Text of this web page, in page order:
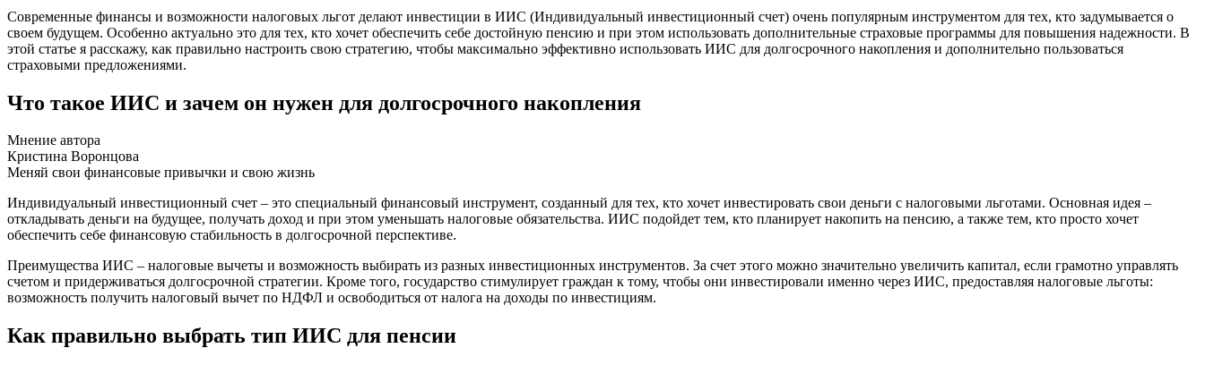
Современные финансы и возможности налоговых льгот делают инвестиции в ИИС (Индивидуальный инвестиционный счет) очень популярным инструментом для тех, кто задумывается о
своем будущем. Особенно актуально это для тех, кто хочет обеспечить себе достойную пенсию и при этом использовать дополнительные страховые программы для повышения надежности. В
этой статье я расскажу, как правильно настроить свою стратегию, чтобы максимально эффективно использовать ИИС для долгосрочного накопления и дополнительно пользоваться
страховыми предложениями.
Что такое ИИС и зачем он нужен для долгосрочного накопления
Мнение автора
Кристина Воронцова
Меняй свои финансовые привычки и свою жизнь
Индивидуальный инвестиционный счет – это специальный финансовый инструмент, созданный для тех, кто хочет инвестировать свои деньги с налоговыми льготами. Основная идея –
откладывать деньги на будущее, получать доход и при этом уменьшать налоговые обязательства. ИИС подойдет тем, кто планирует накопить на пенсию, а также тем, кто просто хочет
обеспечить себе финансовую стабильность в долгосрочной перспективе.
Преимущества ИИС – налоговые вычеты и возможность выбирать из разных инвестиционных инструментов. За счет этого можно значительно увеличить капитал, если грамотно управлять
счетом и придерживаться долгосрочной стратегии. Кроме того, государство стимулирует граждан к тому, чтобы они инвестировали именно через ИИС, предоставляя налоговые льготы:
возможность получить налоговый вычет по НДФЛ и освободиться от налога на доходы по инвестициям.
Как правильно выбрать тип ИИС для пенсии